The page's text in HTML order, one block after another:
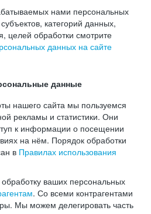
нами персональных
категорий данных,
целей обработки смотрите
данных на сайте
данные
нашего сайта мы пользуемся
рекламы и статистики. Они
к информации о посещении
на нём. Порядок обработки
в Правилах использования
ваших персональных
. Со всеми контрагентами
Мы можем делегировать часть